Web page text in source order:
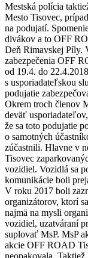
Mestská polícia
Mesto Tisovec,
na podujatí.
divákov a to OFF
Deň Rimavskej Píly.
zabezpečenia OFF
od 19.4. do
s usporiadateľskou
podujatie
Okrem troch členov
deväť
že sa toto podujatie
o samotných
zúčastnili. Hlavne v
Tisovec
vozidiel. Vozidlá sa
komunikácie boli
V roku 2017 boli
organizátorov, ktorí
najmä na mysli
vozidiel, uzatváraní
suplovať MsP. MsP
akcie OFF ROAD
neopakovala.